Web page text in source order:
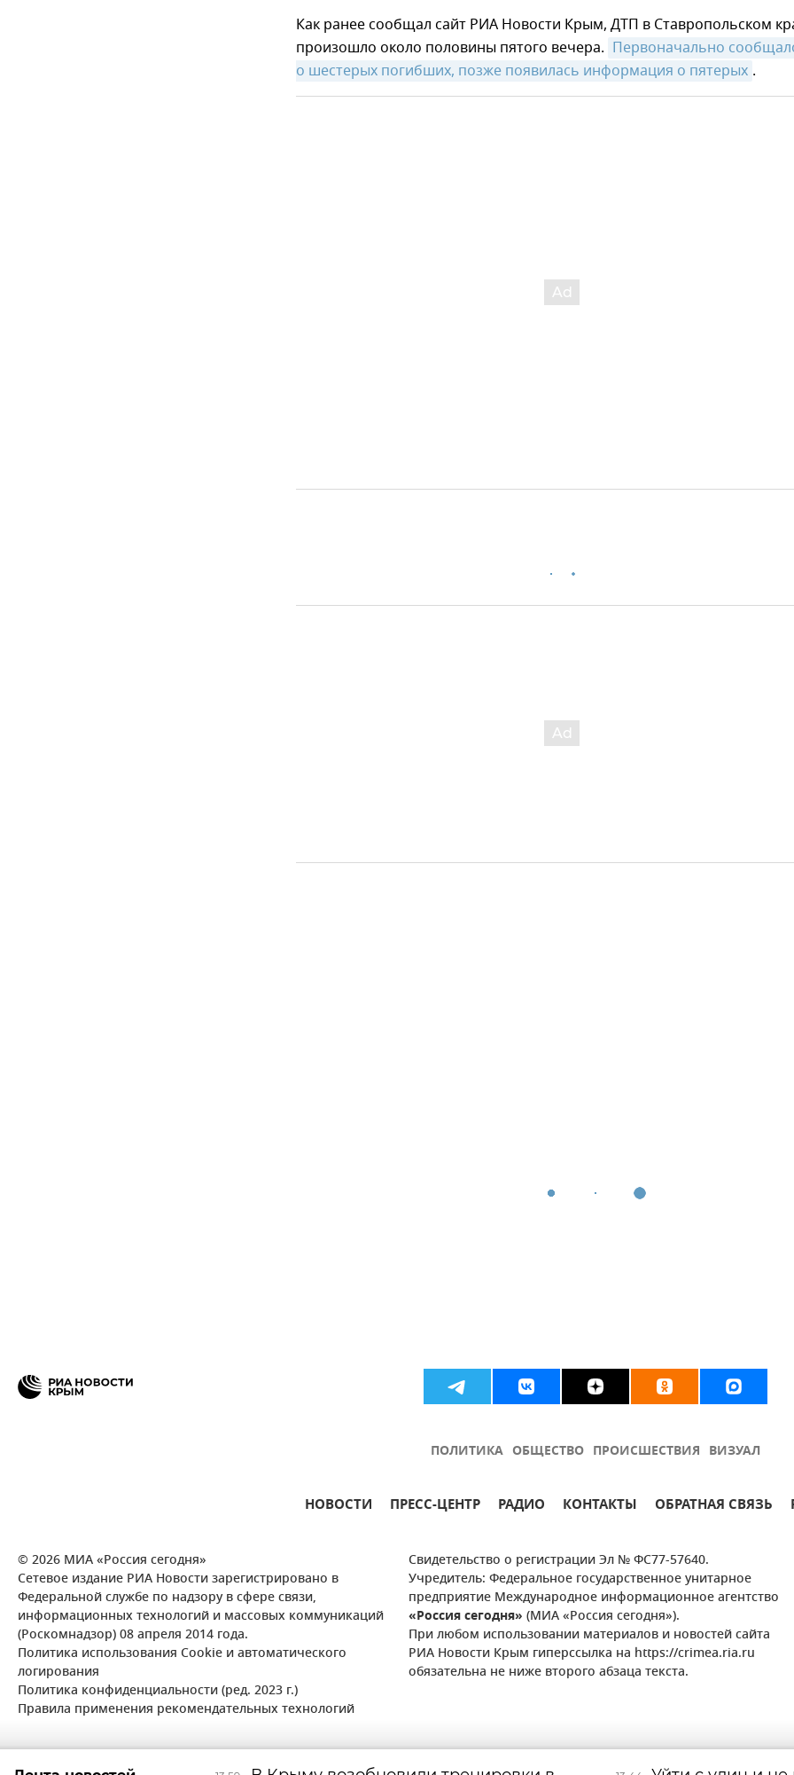
Как ранее сообщал сайт РИА Новости Крым, ДТП в Ставропольском
произошло около половины пятого вечера. Первоначально
о шестерых погибших, позже появилась информация о пятерых .
ПОЛИТИКА ОБЩЕСТВО ПРОИСШЕСТВИЯ ВИЗУАЛ
НОВОСТИ ПРЕСС-ЦЕНТР РАДИО КОНТАКТЫ ОБРАТНАЯ СВЯЗЬ
© 2026 МИА «Россия сегодня»
Сетевое издание РИА Новости зарегистрировано в
Федеральной службе по надзору в сфере связи,
информационных технологий и массовых коммуникаций
(Роскомнадзор) 08 апреля 2014 года.
Политика использования Cookie и автоматического
логирования
Политика конфиденциальности (ред. 2023 г.)
Правила применения рекомендательных технологий
Свидетельство о регистрации Эл № ФС77-57640.
Учредитель: Федеральное государственное унитарное
предприятие Международное информационное агентство
«Россия сегодня» (МИА «Россия сегодня»).
При любом использовании материалов и новостей сайта
РИА Новости Крым гиперссылка на https://crimea.ria.ru
обязательна не ниже второго абзаца текста.